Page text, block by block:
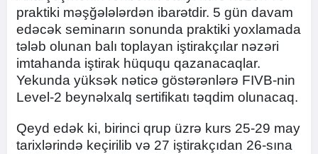
praktiki məşğələlərdən ibarətdir. 5 gün davam
edəcək seminarın sonunda praktiki yoxlamada
tələb olunan balı toplayan iştirakçılar nəzəri
imtahanda iştirak hüququ qazanacaqlar.
Yekunda yüksək nəticə göstərənlərə FIVB-nin
Level-2 beynəlxalq sertifikatı təqdim olunacaq.
Qeyd edək ki, birinci qrup üzrə kurs 25-29 may
tarixlərində keçirilib və 27 iştirakçıdan 26-sına